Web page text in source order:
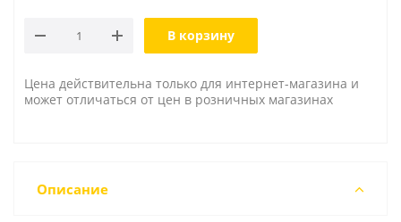
В корзину
Цена действительна только для интернет-магазина и
может отличаться от цен в розничных магазинах
Описание